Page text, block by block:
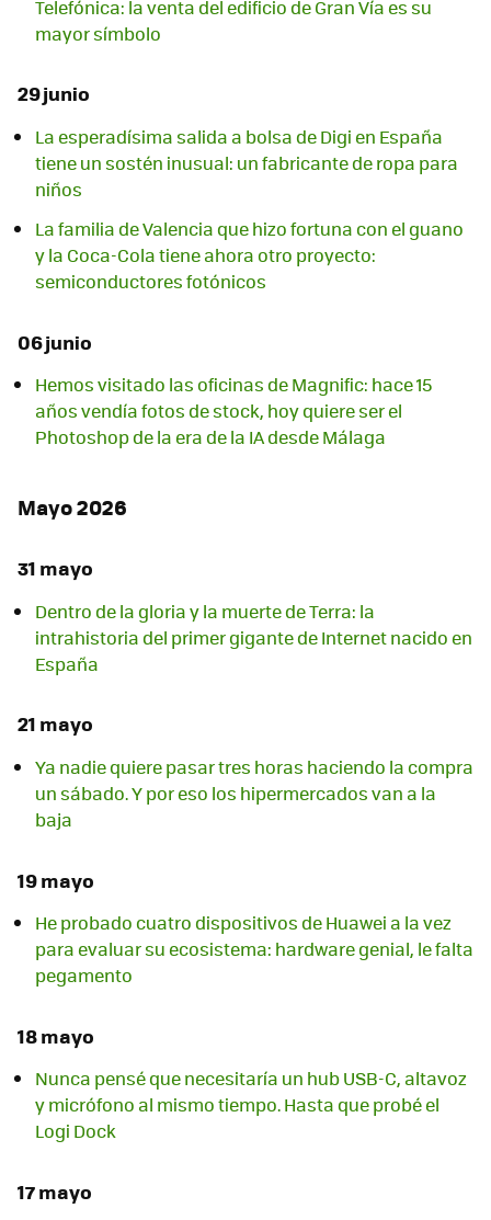
Telefónica: la venta del edificio de Gran Vía es su
mayor símbolo
29 junio
La esperadísima salida a bolsa de Digi en España
tiene un sostén inusual: un fabricante de ropa para
niños
La familia de Valencia que hizo fortuna con el guano
y la Coca-Cola tiene ahora otro proyecto:
semiconductores fotónicos
06 junio
Hemos visitado las oficinas de Magnific: hace 15
años vendía fotos de stock, hoy quiere ser el
Photoshop de la era de la IA desde Málaga
Mayo 2026
31 mayo
Dentro de la gloria y la muerte de Terra: la
intrahistoria del primer gigante de Internet nacido en
España
21 mayo
Ya nadie quiere pasar tres horas haciendo la compra
un sábado. Y por eso los hipermercados van a la
baja
19 mayo
He probado cuatro dispositivos de Huawei a la vez
para evaluar su ecosistema: hardware genial, le falta
pegamento
18 mayo
Nunca pensé que necesitaría un hub USB-C, altavoz
y micrófono al mismo tiempo. Hasta que probé el
Logi Dock
17 mayo